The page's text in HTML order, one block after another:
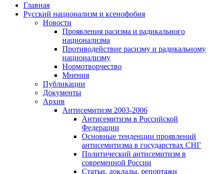
Главная
Русский национализм и ксенофобия
Новости
Проявления расизма и радикального
национализма
Противодействие расизму и радикальному
национализму
Нормотворчество
Мнения
Публикации
Документы
Архив
Антисемитизм 2003-2006
Антисемитизм в Российской
Федерации
Основные тенденции проявлений
антисемитизма в государствах СНГ
Политический антисемитизм в
современной России
Статьи, доклады, репортажи